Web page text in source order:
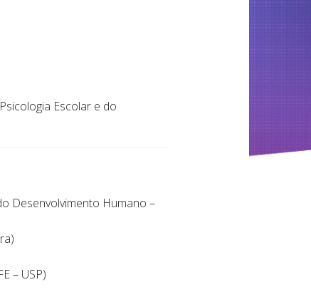
Escolar e do
Desenvolvimento Humano –
– USP)